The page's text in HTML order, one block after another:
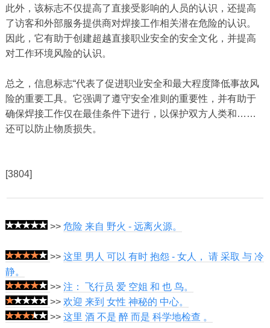
此外，该标志不仅提高了直接受影响的人员的认识，还提高
了访客和外部服务提供商对焊接工作相关潜在危险的认识。
因此，它有助于创建超越直接职业安全的安全文化，并提高
对工作环境风险的认识。
总之，信息标志“代表了促进职业安全和最大程度降低事故风
险的重要工具。它强调了遵守安全准则的重要性，并有助于
确保焊接工作仅在最佳条件下进行，以保护双方人类和……
还可以防止物质损失。
[3804]
>> 危险 来自 野火 - 远离火源。
>> 这里 男人 可以 有时 抱怨 - 女人， 请 采取 与 冷
静。
>> 注： 飞行员 爱 空姐 和 也 鸟。
>> 欢迎 来到 女性 神秘的 中心。
>> 这里 酒 不是 醉 而是 科学地检查 。